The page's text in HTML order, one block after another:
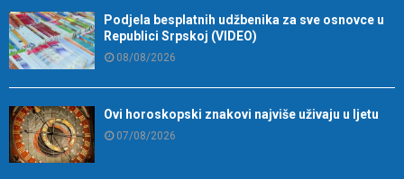
Podjela besplatnih udžbenika za sve osnovce u
Republici Srpskoj (VIDEO)
08/08/2026
Ovi horoskopski znakovi najviše uživaju u ljetu
07/08/2026